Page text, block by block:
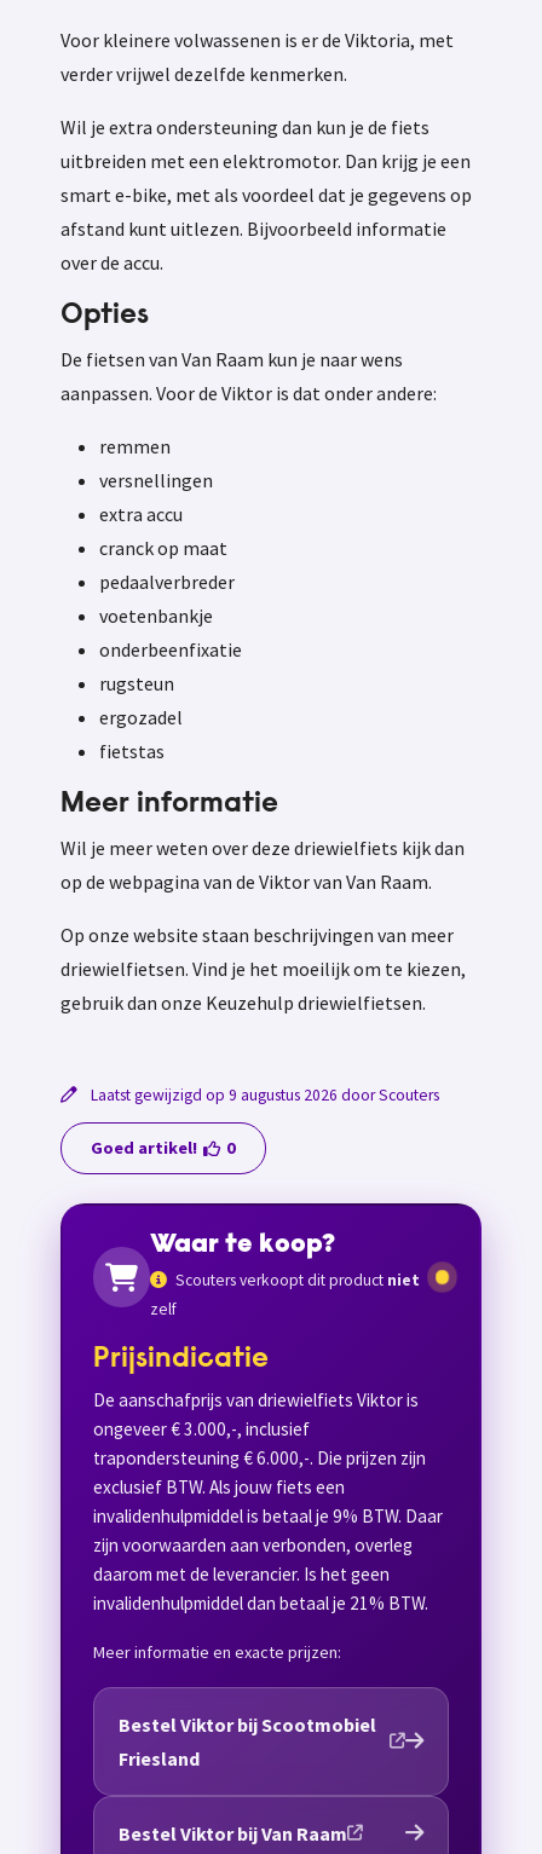
Voor kleinere volwassenen is er de Viktoria, met
verder vrijwel dezelfde kenmerken.
Wil je extra ondersteuning dan kun je de fiets
uitbreiden met een elektromotor. Dan krijg je een
smart e-bike, met als voordeel dat je gegevens op
afstand kunt uitlezen. Bijvoorbeeld informatie
over de accu.
Opties
De fietsen van Van Raam kun je naar wens
aanpassen. Voor de Viktor is dat onder andere:
remmen
versnellingen
extra accu
cranck op maat
pedaalverbreder
voetenbankje
onderbeenfixatie
rugsteun
ergozadel
fietstas
Meer informatie
Wil je meer weten over deze driewielfiets kijk dan
op de webpagina van de Viktor van Van Raam.
Op onze website staan beschrijvingen van meer
driewielfietsen. Vind je het moeilijk om te kiezen,
gebruik dan onze Keuzehulp driewielfietsen.
Laatst gewijzigd op 9 augustus 2026 door Scouters
Goed artikel! 0
Waar te koop?
Scouters verkoopt dit product niet
zelf
Prijsindicatie
De aanschafprijs van driewielfiets Viktor is
ongeveer € 3.000,-, inclusief
trapondersteuning € 6.000,-. Die prijzen zijn
exclusief BTW. Als jouw fiets een
invalidenhulpmiddel is betaal je 9% BTW. Daar
zijn voorwaarden aan verbonden, overleg
daarom met de leverancier. Is het geen
invalidenhulpmiddel dan betaal je 21% BTW.
Meer informatie en exacte prijzen:
Bestel Viktor bij Scootmobiel
Friesland
Bestel Viktor bij Van Raam